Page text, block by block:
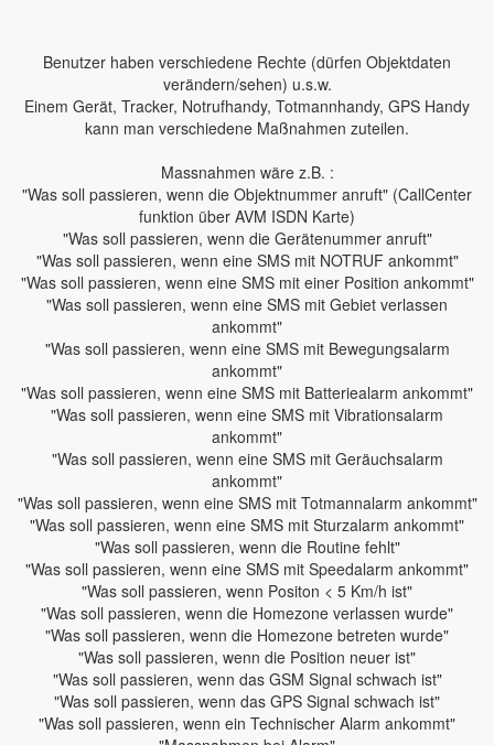
Benutzer haben verschiedene Rechte (dürfen Objektdaten
verändern/sehen) u.s.w.
Einem Gerät, Tracker, Notrufhandy, Totmannhandy, GPS Handy
kann man verschiedene Maßnahmen zuteilen.
Massnahmen wäre z.B. :
"Was soll passieren, wenn die Objektnummer anruft" (CallCenter
funktion über AVM ISDN Karte)
"Was soll passieren, wenn die Gerätenummer anruft"
"Was soll passieren, wenn eine SMS mit NOTRUF ankommt"
"Was soll passieren, wenn eine SMS mit einer Position ankommt"
"Was soll passieren, wenn eine SMS mit Gebiet verlassen
ankommt"
"Was soll passieren, wenn eine SMS mit Bewegungsalarm
ankommt"
"Was soll passieren, wenn eine SMS mit Batteriealarm ankommt"
"Was soll passieren, wenn eine SMS mit Vibrationsalarm
ankommt"
"Was soll passieren, wenn eine SMS mit Geräuchsalarm
ankommt"
"Was soll passieren, wenn eine SMS mit Totmannalarm ankommt"
"Was soll passieren, wenn eine SMS mit Sturzalarm ankommt"
"Was soll passieren, wenn die Routine fehlt"
"Was soll passieren, wenn eine SMS mit Speedalarm ankommt"
"Was soll passieren, wenn Positon < 5 Km/h ist"
"Was soll passieren, wenn die Homezone verlassen wurde"
"Was soll passieren, wenn die Homezone betreten wurde"
"Was soll passieren, wenn die Position neuer ist"
"Was soll passieren, wenn das GSM Signal schwach ist"
"Was soll passieren, wenn das GPS Signal schwach ist"
"Was soll passieren, wenn ein Technischer Alarm ankommt"